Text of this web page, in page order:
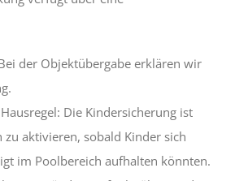
der Objektübergabe erklären wir
Die Kindersicherung ist
zu aktivieren, sobald Kinder sich
im Poolbereich aufhalten könnten.